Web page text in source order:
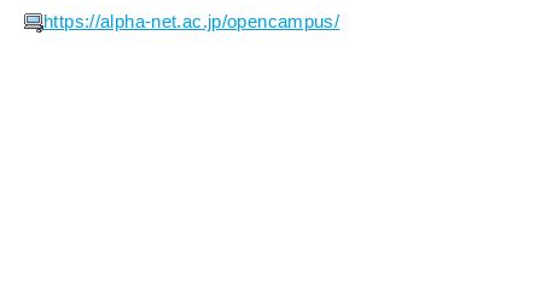
https://alpha-net.ac.jp/opencampus/